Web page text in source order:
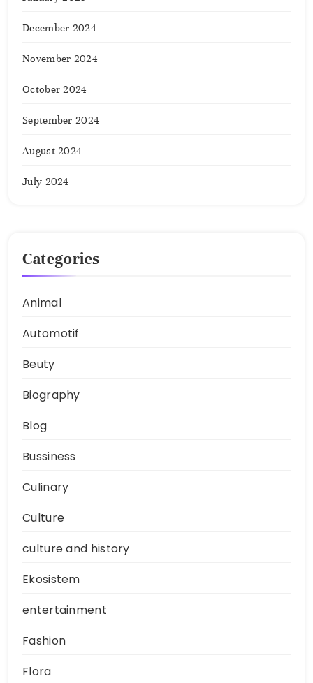
December 2024
November 2024
October 2024
September 2024
August 2024
July 2024
Categories
Animal
Automotif
Beuty
Biography
Blog
Bussiness
Culinary
Culture
culture and history
Ekosistem
entertainment
Fashion
Flora